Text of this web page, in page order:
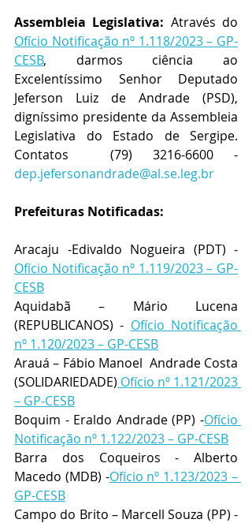
Assembleia Legislativa:
Ofício Notificação nº 1.118/2023 – GP-
CESB, darmos ciência ao
Excelentíssimo Senhor Deputado
Jeferson Luiz de Andrade (PSD),
digníssimo presidente da Assembleia
Legislativa do Estado de Sergipe.
dep.jefersonandrade@al.se.leg.br
Prefeituras Notificadas:
Ofício Notificação nº 1.119/2023 – GP-
CESB
Aquidabã – Mário Lucena
(REPUBLICANOS) - Ofício Notificação
nº 1.120/2023 – GP-CESB
Arauá – Fábio Manoel  Andrade Costa
(SOLIDARIEDADE) Ofício nº 1.121/2023
– GP-CESB
Boquim - Eraldo Andrade (PP) -Ofício
Notificação nº 1.122/2023 – GP-CESB
Barra dos Coqueiros - Alberto
Macedo (MDB) -Ofício nº 1.123/2023 –
GP-CESB